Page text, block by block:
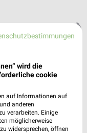
❯
wird die
cookie
auf Informationen auf
anderen
verarbeiten. Einige
möglicherweise
widersprechen, öffnen